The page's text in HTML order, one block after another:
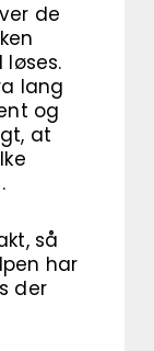
de
lang
og
at
så
har
der